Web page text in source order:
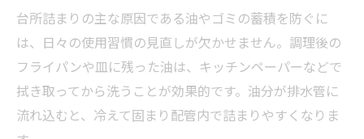
台所詰まりの主な原因である油やゴミの蓄積を防ぐに
は、日々の使用習慣の見直しが欠かせません。調理後の
フライパンや皿に残った油は、キッチンペーパーなどで
拭き取ってから洗うことが効果的です。油分が排水管に
流れ込むと、冷えて固まり配管内で詰まりやすくなりま